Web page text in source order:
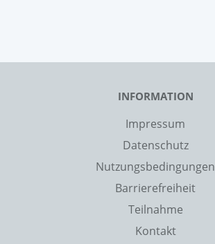
INFORMATION
Impressum
Datenschutz
Nutzungsbedingungen
Barrierefreiheit
Teilnahme
Kontakt